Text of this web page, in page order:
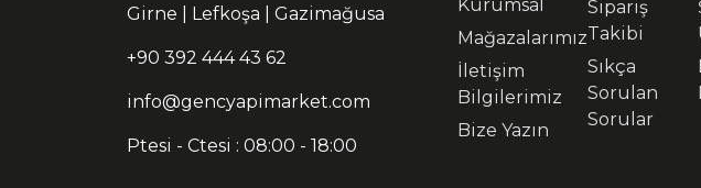
Girne | Lefkoşa | Gazimağusa
+90 392 444 43 62
info@gencyapimarket.com
Ptesi - Ctesi : 08:00 - 18:00
Kurumsal
Mağazalarımız
İletişim
Bilgilerimiz
Bize Yazın
Sipariş
Takibi
Sıkça
Sorulan
Sorular